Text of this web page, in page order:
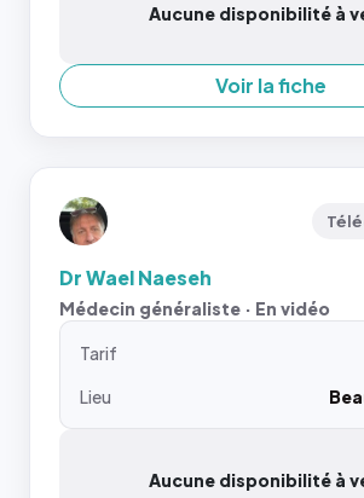
Aucune disponibilité à
Voir la fiche
Dr Wael Naeseh
Médecin généraliste · En vidéo
Tarif
Lieu
Aucune disponibilité à